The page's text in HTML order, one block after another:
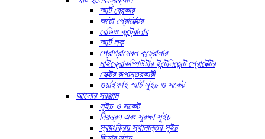
স্মার্ট ব্রেকার
অটো প্রোটেক্টর
রেডিও কন্ট্রোলার
স্মার্ট লক
প্রোগ্রামেবল কন্ট্রোলার
মাইক্রোকম্পিউটার ইন্টেলিজেন্ট প্রোটেক্টর
ভেক্টর রূপান্তরকারী
ওয়াইফাই স্মার্ট সুইচ ও সকেট
আলোর সরঞ্জাম
সুইচ ও সকেট
নিয়ন্ত্রণ এবং সুরক্ষা সুইচ
স্বয়ংক্রিয় স্থানান্তর সুইচ